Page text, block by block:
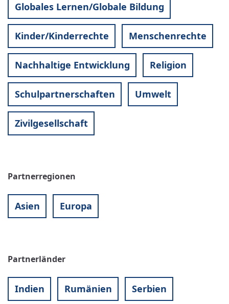
Globales Lernen/Globale Bildung
Kinder/Kinderrechte Menschenrechte
Nachhaltige Entwicklung Religion
Schulpartnerschaften Umwelt
Zivilgesellschaft
Partnerregionen
Asien Europa
Partnerländer
Indien Rumänien Serbien